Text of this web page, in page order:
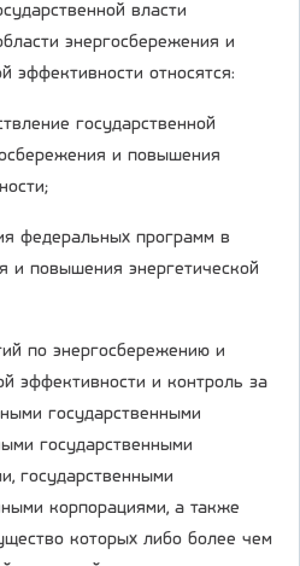
власти
энергосбережения и
эффективности относятся:
государственной
и повышения
федеральных программ в
и повышения энергетической
по энергосбережению и
эффективности и контроль за
государственными
государственными
государственными
корпорациями, а также
которых либо более чем